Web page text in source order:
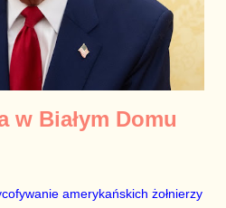
w Białym Domu
amerykańskich żołnierzy